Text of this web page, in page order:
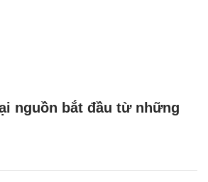
nguồn bắt đầu từ những